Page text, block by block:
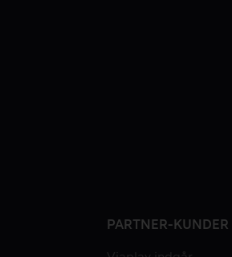
PARTNER-KUNDER